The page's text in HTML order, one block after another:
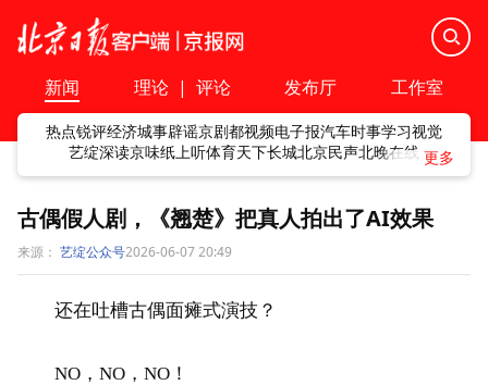
新闻 理论 | 评论 发布厅 工作室
热点锐评经济城事辟谣京剧都视频电子报汽车时事学习视觉
艺绽深读京味纸上听体育天下长城北京民声北晚在线
古偶假人剧，《翘楚》把真人拍出了AI效果
来源： 艺绽公众号2026-06-07 20:49
还在吐槽古偶面瘫式演技？
NO，NO，NO！